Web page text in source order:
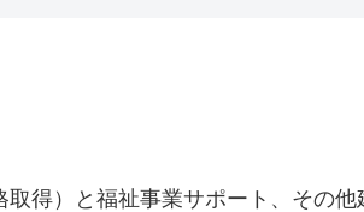
取得）と福祉事業サポート、その